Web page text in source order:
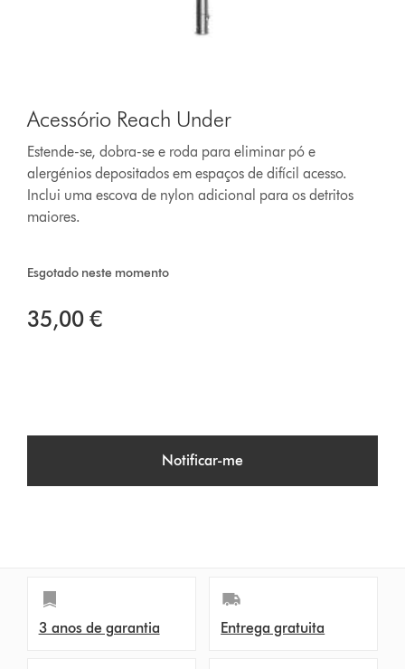
Acessório Reach Under
Estende-se, dobra-se e roda para eliminar pó e
alergénios depositados em espaços de difícil acesso.
Inclui uma escova de nylon adicional para os detritos
maiores.
Esgotado neste momento
35,00 €
Notificar-me
3 anos de garantia Entrega gratuita